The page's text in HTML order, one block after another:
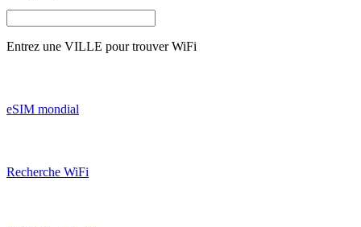
Entrez une VILLE pour trouver WiFi
eSIM mondial
Recherche WiFi